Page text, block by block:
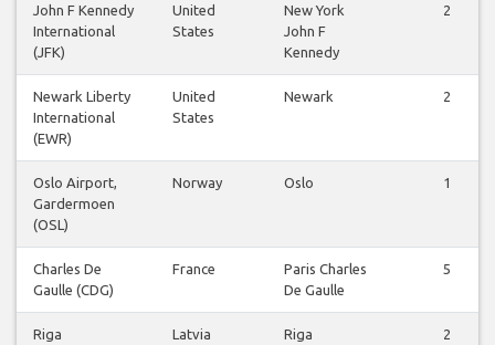
John F Kennedy
International
(JFK)
United
States
New York
John F
Kennedy
2
Newark Liberty
International
(EWR)
United
States
Newark 2
Oslo Airport,
Gardermoen
(OSL)
Norway Oslo 1
Charles De
Gaulle (CDG)
France
Paris Charles
De Gaulle
5
Riga
Latvia Riga 2